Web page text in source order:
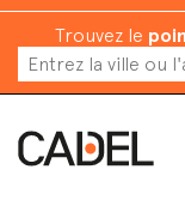
Trouvez le